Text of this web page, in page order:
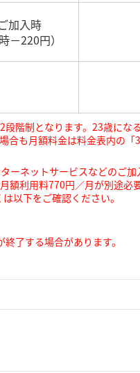
加入時
－220円）
階制となります。23歳に
合も月額料金は料金表内の
ーネットサービスなどのご
額利用料770円／月が別途
以下をご確認ください。
了する場合があります。